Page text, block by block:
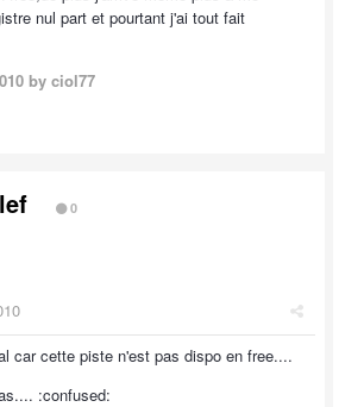
nul part et pourtant j'ai tout fait
by ciol77
0
car cette piste n'est pas dispo en free....
:confused: